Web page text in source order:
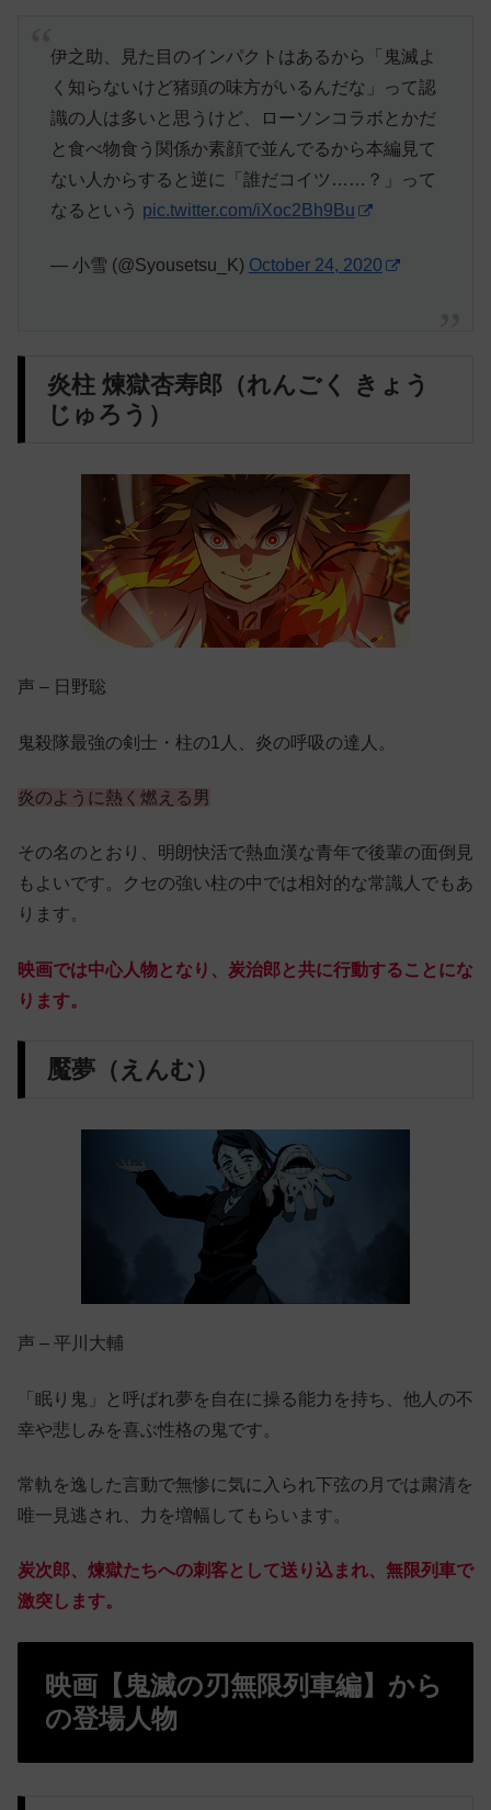
伊之助、見た目のインパクトはあるから「鬼滅よ
く知らないけど猪頭の味方がいるんだな」って認
識の人は多いと思うけど、ローソンコラボとかだ
と食べ物食う関係か素顔で並んでるから本編見て
ない人からすると逆に「誰だコイツ……？」って
なるという pic.twitter.com/iXoc2Bh9Bu
— 小雪 (@Syousetsu_K) October 24, 2020
炎柱 煉獄杏寿郎（れんごく きょう
じゅろう）
声 – 日野聡
鬼殺隊最強の剣士・柱の1人、炎の呼吸の達人。
炎のように熱く燃える男
その名のとおり、明朗快活で熱血漢な青年で後輩の面倒見
もよいです。クセの強い柱の中では相対的な常識人でもあ
ります。
映画では中心人物となり、炭治郎と共に行動することにな
ります。
魘夢（えんむ）
声 – 平川大輔
「眠り鬼」と呼ばれ夢を自在に操る能力を持ち、他人の不
幸や悲しみを喜ぶ性格の鬼です。
常軌を逸した言動で無惨に気に入られ下弦の月では粛清を
唯一見逃され、力を増幅してもらいます。
炭次郎、煉獄たちへの刺客として送り込まれ、無限列車で
激突します。
映画【鬼滅の刃無限列車編】から
の登場人物